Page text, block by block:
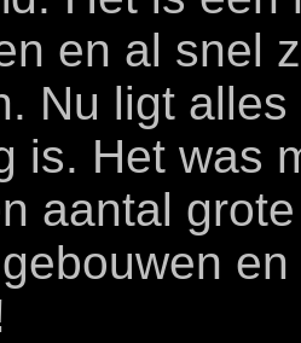
en al snel
Nu ligt
is. Het was
aantal